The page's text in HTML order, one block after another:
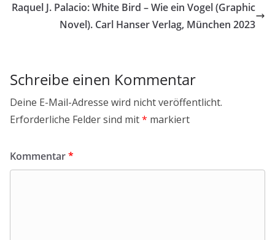
Raquel J. Palacio: White Bird – Wie ein Vogel (Graphic
Novel). Carl Hanser Verlag, München 2023
Schreibe einen Kommentar
Deine E-Mail-Adresse wird nicht veröffentlicht.
Erforderliche Felder sind mit* markiert
Kommentar*